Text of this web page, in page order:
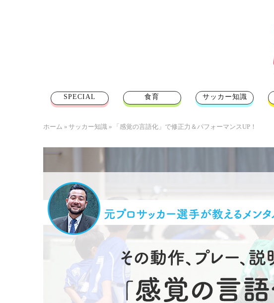
SPECIAL 食育 サッカー知識
ホーム » サッカー知識 » 「感覚の言語化」で修正力＆パフォーマンスUP！